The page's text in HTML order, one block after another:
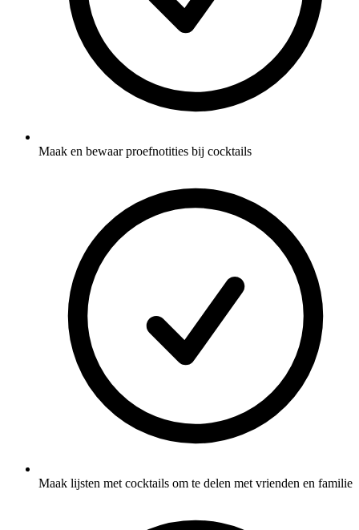
Maak en bewaar proefnotities bij cocktails
Maak lijsten met cocktails om te delen met vrienden en familie